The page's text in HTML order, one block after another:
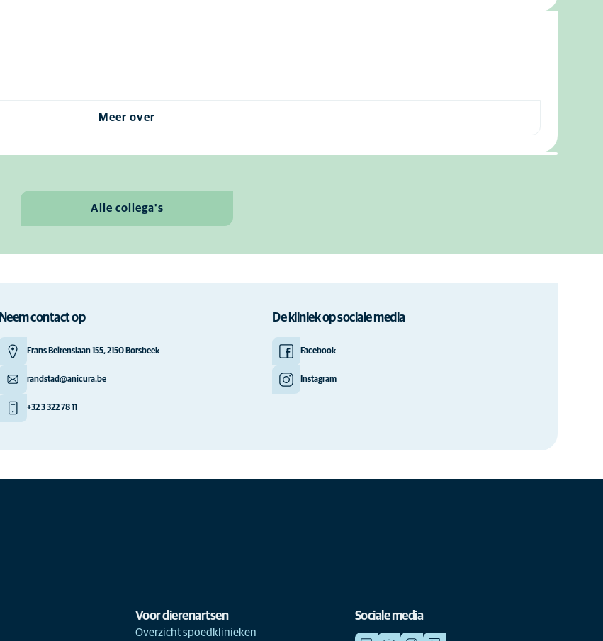
Meer over
Alle collega's
Neem contact op
Frans Beirenslaan 155, 2150 Borsbeek
randstad@anicura.be
+32 3 322 78 11
De kliniek op sociale media
Facebook
Instagram
Voor dierenartsen
Overzicht spoedklinieken
Sociale media